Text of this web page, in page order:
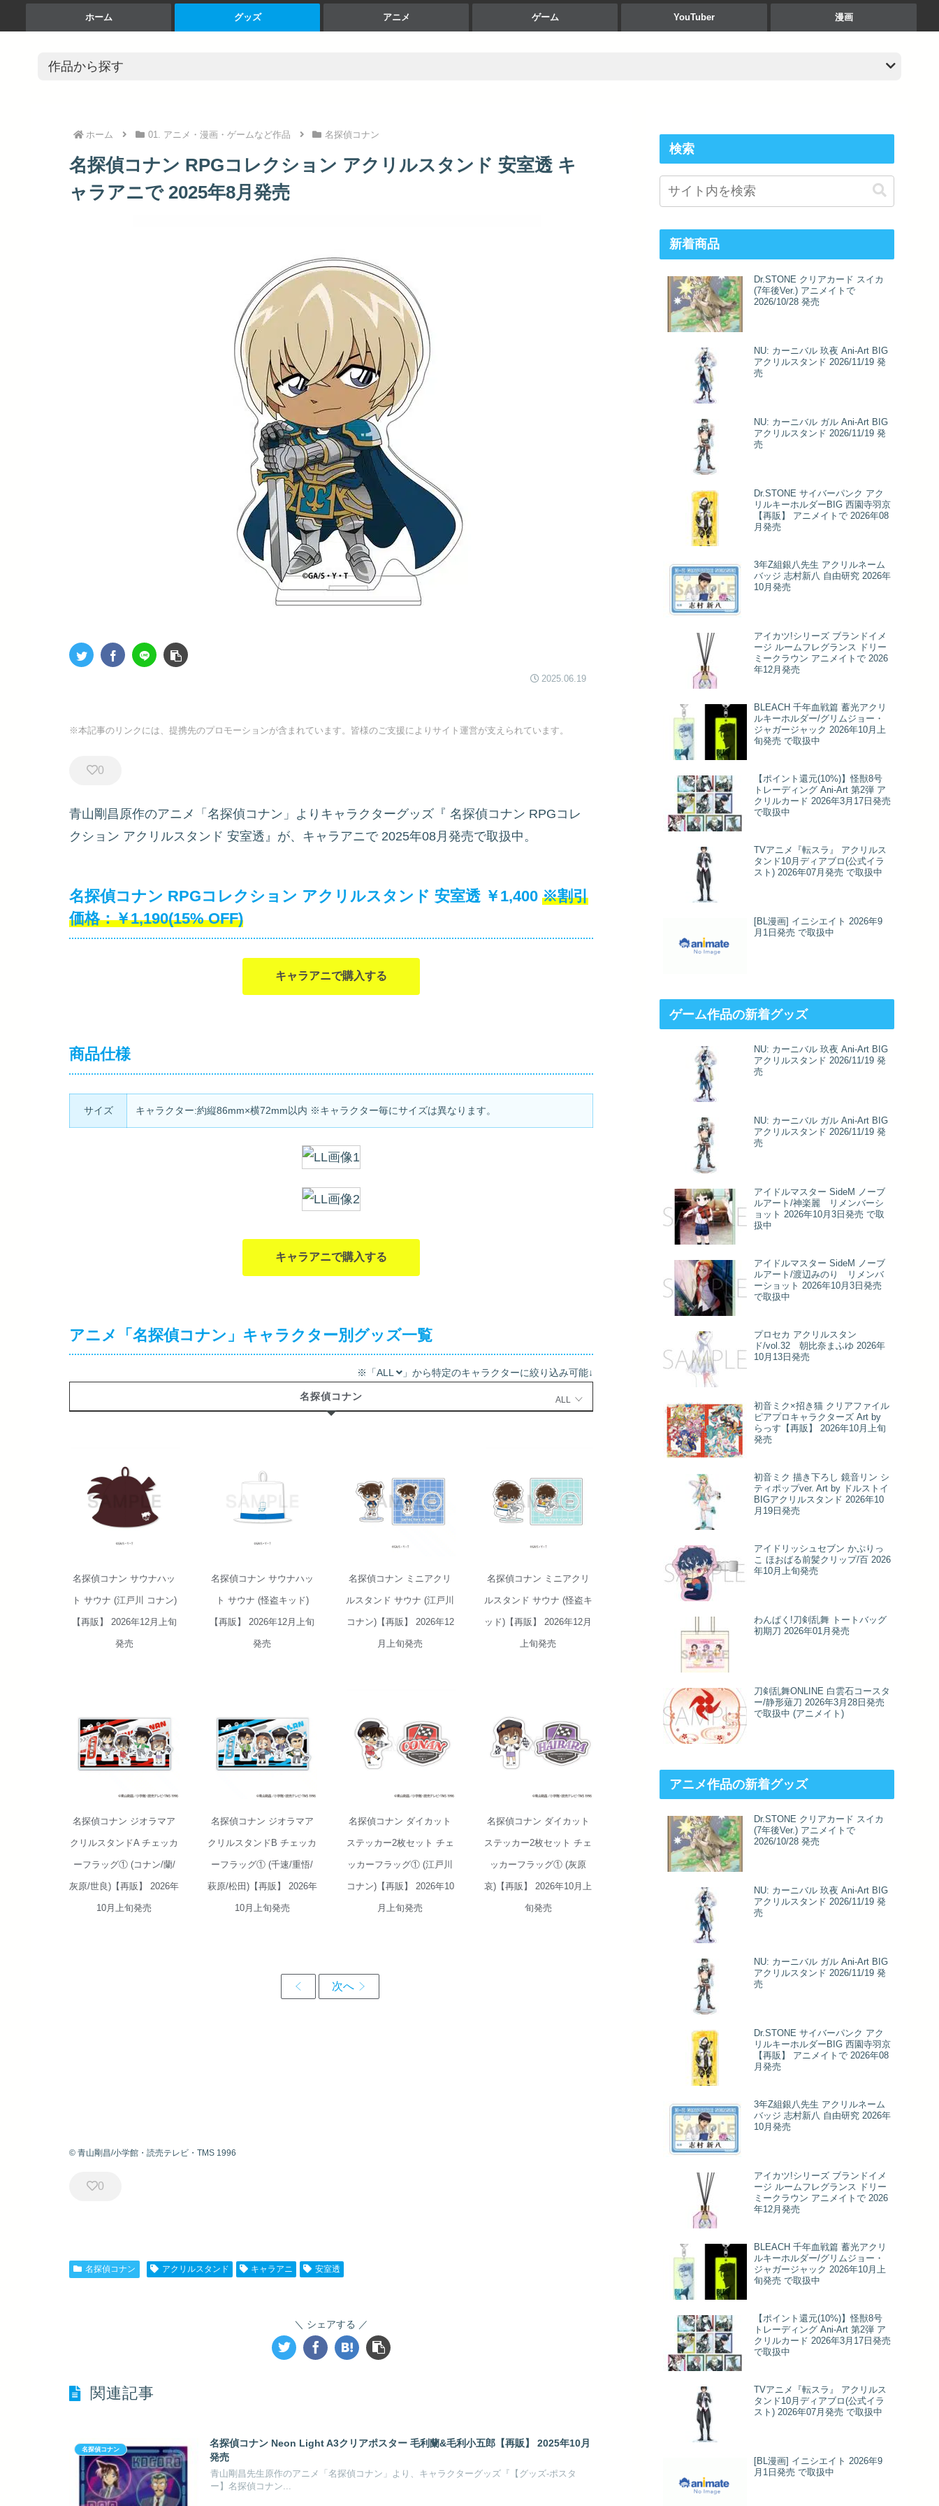
ホーム グッズ アニメ ゲーム YouTuber 漫画
ホーム 01. アニメ・漫画・ゲームなど作品 名探偵コナン
名探偵コナン RPGコレクション アクリルスタンド 安室透 キ
ャラアニで 2025年8月発売
2025.06.19
※本記事のリンクには、提携先のプロモーションが含まれています。皆様のご支援によりサイト運営が支えられています。
0
青山剛昌原作のアニメ「名探偵コナン」よりキャラクターグッズ『 名探偵コナン RPGコレ
クション アクリルスタンド 安室透』が、キャラアニで2025年08月発売で取扱中。
名探偵コナン RPGコレクション アクリルスタンド 安室透 ￥1,400
￥1,190(15% OFF)
キャラアニで購入する
商品仕様
サイズ キャラクター:約縦86mm×横72mm以内 ※キャラクター毎にサイズは異なります。
キャラアニで購入する
アニメ「名探偵コナン」キャラクター別グッズ一覧
※「ALL 」から特定のキャラクターに絞り込み可能↓
名探偵コナン ALL
ウナハット サウ
ナ (江戸川 コナ
ン)【再販】
2026年12月上旬
名探偵コナン サウナハッ
ト サウナ (江戸川 コナン)
【再販】 2026年12月上旬
発売
ウナハット サウ
ナ (怪盗キッド)
【再販】 2026年
12月上旬発売
名探偵コナン サウナハッ
ト サウナ (怪盗キッド)
【再販】 2026年12月上旬
発売
ンド サウナ (江
戸川 コナン)【再
上旬発売
名探偵コナン ミニアクリ
ルスタンド サウナ (江戸川
コナン)【再販】 2026年12
月上旬発売
ンド サウナ (怪
盗キッド)【再
上旬発売
名探偵コナン ミニアクリ
ルスタンド サウナ (怪盗キ
ッド)【再販】 2026年12月
上旬発売
ッカーフラッグ
① (コナン/蘭/灰
原/世良)【再販】
2026年10月上旬
名探偵コナン ジオラマア
クリルスタンドA チェッカ
ーフラッグ① (コナン/蘭/
灰原/世良)【再販】 2026年
10月上旬発売
ッカーフラッグ
① (千速/重悟/萩
原/松田)【再販】
2026年10月上旬
名探偵コナン ジオラマア
クリルスタンドB チェッカ
ーフラッグ① (千速/重悟/
萩原/松田)【再販】 2026年
10月上旬発売
チェッカーフラ
ッグ① (江戸川
コナン)【再販】
2026年10月上旬
名探偵コナン ダイカット
ステッカー2枚セット チェ
ッカーフラッグ① (江戸川
コナン)【再販】 2026年10
月上旬発売
カー2枚セット
チェッカーフラ
ッグ① (灰原 哀)
10月上旬発売
名探偵コナン ダイカット
ステッカー2枚セット チェ
ッカーフラッグ① (灰原
哀)【再販】 2026年10月上
旬発売
© 青山剛昌/小学館・読売テレビ・TMS 1996
0
名探偵コナン アクリルスタンド キャラアニ 安室透
シェアする
関連記事
名探偵コナン
名探偵コナン Neon Light A3クリアポスター 毛利蘭&毛利小五郎【再販】 2025年10月
発売
青山剛昌先生原作のアニメ「名探偵コナン」より、キャラクターグッズ『【グッズ-ポスタ
ー】名探偵コナン...
検索
新着商品
Dr.STONE クリアカード スイカ
(7年後Ver.) アニメイトで
2026/10/28 発売
NU: カーニバル 玖夜 Ani-Art BIG
アクリルスタンド 2026/11/19 発
売
NU: カーニバル ガル Ani-Art BIG
アクリルスタンド 2026/11/19 発
売
Dr.STONE サイバーパンク アク
リルキーホルダーBIG 西園寺羽京
【再販】 アニメイトで 2026年08
月発売
3年Z組銀八先生 アクリルネーム
バッジ 志村新八 自由研究 2026年
10月発売
アイカツ!シリーズ ブランドイメ
ージ ルームフレグランス ドリー
ミークラウン アニメイトで 2026
年12月発売
BLEACH 千年血戦篇 蓄光アクリ
ルキーホルダー/グリムジョー・
ジャガージャック 2026年10月上
旬発売 で取扱中
【ポイント還元(10%)】怪獣8号
トレーディング Ani-Art 第2弾 ア
クリルカード 2026年3月17日発売
で取扱中
TVアニメ『転スラ』 アクリルス
タンド10月ディアブロ(公式イラ
スト) 2026年07月発売 で取扱中
[BL漫画] イニシエイト 2026年9
月1日発売 で取扱中
ゲーム作品の新着グッズ
NU: カーニバル 玖夜 Ani-Art BIG
アクリルスタンド 2026/11/19 発
売
NU: カーニバル ガル Ani-Art BIG
アクリルスタンド 2026/11/19 発
売
アイドルマスター SideM ノーブ
ルアート/神楽麗 リメンバーシ
ョット 2026年10月3日発売 で取
扱中
アイドルマスター SideM ノーブ
ルアート/渡辺みのり リメンバ
ーショット 2026年10月3日発売
で取扱中
プロセカ アクリルスタン
ド/vol.32 朝比奈まふゆ 2026年
10月13日発売
初音ミク×招き猫 クリアファイル
ピアプロキャラクターズ Art by
らっす【再販】 2026年10月上旬
発売
初音ミク 描き下ろし 鏡音リン シ
ティポップver. Art by ドルストイ
BIGアクリルスタンド 2026年10
月19日発売
アイドリッシュセブン かぷりっ
こ ほおばる前髪クリップ/百 2026
年10月上旬発売
わんぱく!刀剣乱舞 トートバッグ
初期刀 2026年01月発売
刀剣乱舞ONLINE 白雲石コースタ
ー/静形薙刀 2026年3月28日発売
で取扱中 (アニメイト)
アニメ作品の新着グッズ
Dr.STONE クリアカード スイカ
(7年後Ver.) アニメイトで
2026/10/28 発売
NU: カーニバル 玖夜 Ani-Art BIG
アクリルスタンド 2026/11/19 発
売
NU: カーニバル ガル Ani-Art BIG
アクリルスタンド 2026/11/19 発
売
Dr.STONE サイバーパンク アク
リルキーホルダーBIG 西園寺羽京
【再販】 アニメイトで 2026年08
月発売
3年Z組銀八先生 アクリルネーム
バッジ 志村新八 自由研究 2026年
10月発売
アイカツ!シリーズ ブランドイメ
ージ ルームフレグランス ドリー
ミークラウン アニメイトで 2026
年12月発売
BLEACH 千年血戦篇 蓄光アクリ
ルキーホルダー/グリムジョー・
ジャガージャック 2026年10月上
旬発売 で取扱中
【ポイント還元(10%)】怪獣8号
トレーディング Ani-Art 第2弾 ア
クリルカード 2026年3月17日発売
で取扱中
TVアニメ『転スラ』 アクリルス
タンド10月ディアブロ(公式イラ
スト) 2026年07月発売 で取扱中
[BL漫画] イニシエイト 2026年9
月1日発売 で取扱中